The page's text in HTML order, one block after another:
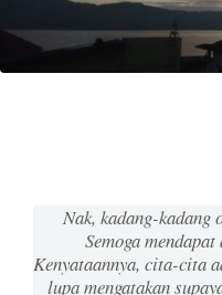
Nak, kadang-kadang
Semoga
Kenyataannya, cita-cita
lupa mengatakan